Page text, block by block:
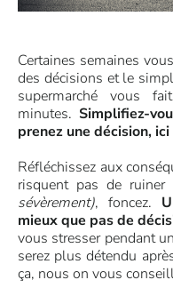
Certaines semaines
des décisions et le
supermarché vous
minutes.Simplifiez-
prenez une décision,
Réfléchissez aux
risquent pas de ruiner
sévèrement), foncez.
mieux que pas de
vous stresser pendant
serez plus détendu
ça, nous on vous